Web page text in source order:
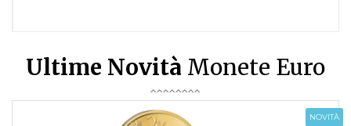
Ultime Novità Monete Euro
NOVITÀ